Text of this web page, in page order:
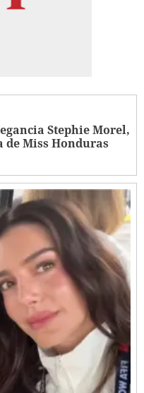
Stephie Morel,
de Miss Honduras